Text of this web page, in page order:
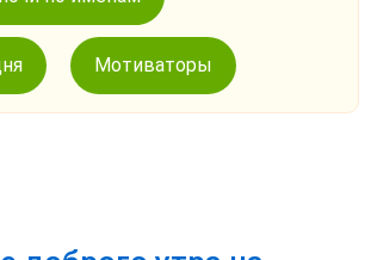
Мотиваторы